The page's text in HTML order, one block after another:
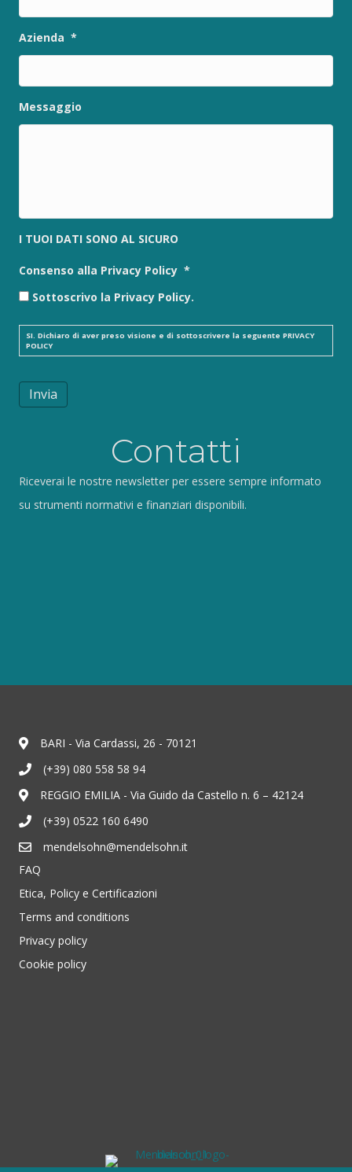
Contatti
Riceverai le nostre newsletter per essere sempre informato
su strumenti normativi e finanziari disponibili.
Azienda *
Messaggio
I TUOI DATI SONO AL SICURO
Consenso alla Privacy Policy *
Sottoscrivo la Privacy Policy.
SI. Dichiaro di aver preso visione e di sottoscrivere la seguente PRIVACY
POLICY
Invia
BARI - Via Cardassi, 26 - 70121
(+39) 080 558 58 94
REGGIO EMILIA - Via Guido da Castello n. 6 – 42124
(+39) 0522 160 6490
mendelsohn@mendelsohn.it
FAQ
Etica, Policy e Certificazioni
Terms and conditions
Privacy policy
Cookie policy